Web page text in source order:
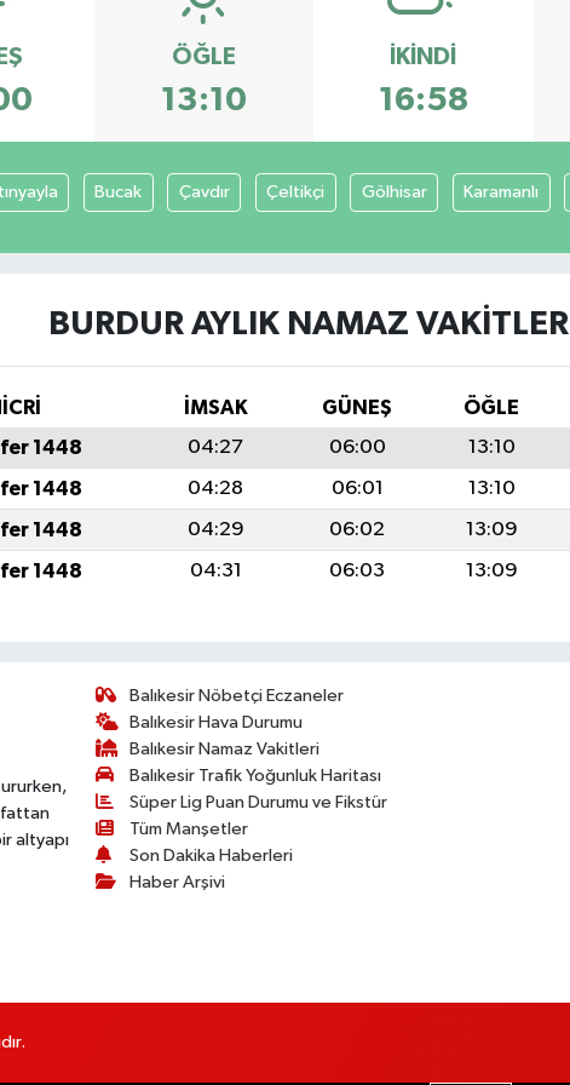
ÖĞLE
13:10
İKINDI
16:58
Bucak Çavdır Çeltikçi Gölhisar Karamanlı
BURDUR AYLIK NAMAZ VAKITLERI
İMSAK GÜNEŞ ÖĞLE
1448 04:27 06:00 13:10
1448 04:28 06:01 13:10
1448 04:29 06:02 13:09
1448 04:31 06:03 13:09
altyapı
Balıkesir Nöbetçi Eczaneler
Balıkesir Hava Durumu
Balıkesir Namaz Vakitleri
Balıkesir Trafik Yoğunluk Haritası
Süper Lig Puan Durumu ve Fikstür
Tüm Manşetler
Son Dakika Haberleri
Haber Arşivi